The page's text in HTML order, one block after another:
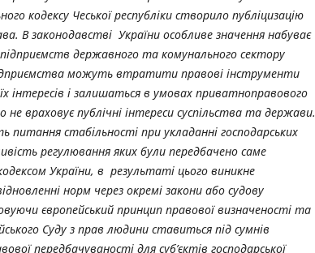
кодексу Чеської республіки створило публіцизацію
В законодавстві України особливе значення набуває
державного та комунального сектору
можуть втратити правові інструменти
інтересів і залишаться в умовах приватноправового
враховує публічні інтереси суспільства та держави.
питання стабільності при укладанні господарських
регулювання яких були передбачено саме
України, в результаті цього виникне
норм через окремі закони або судову
європейський принцип правової визначеності та
Суду з прав людини ставиться під сумнів
передбачуваності для суб’єктів господарської